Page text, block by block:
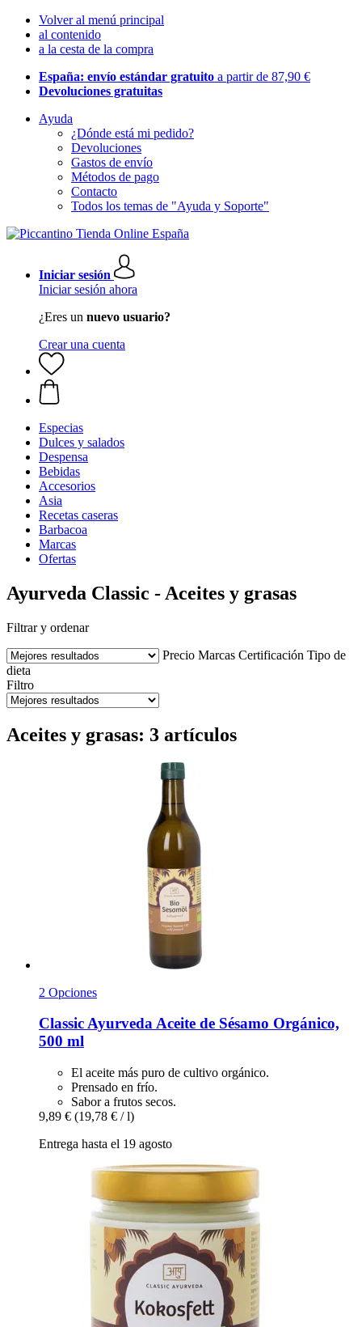
Volver al menú principal
al contenido
a la cesta de la compra
España: envío estándar gratuito a partir de 87,90 €
Devoluciones gratuitas
Ayuda
¿Dónde está mi pedido?
Devoluciones
Gastos de envío
Métodos de pago
Contacto
Todos los temas de "Ayuda y Soporte"
Iniciar sesión
Iniciar sesión ahora
¿Eres un nuevo usuario?
Crear una cuenta
Especias
Dulces y salados
Despensa
Bebidas
Accesorios
Asia
Recetas caseras
Barbacoa
Marcas
Ofertas
Ayurveda Classic - Aceites y grasas
Filtrar y ordenar
Precio Marcas Certificación Tipo de
dieta
Filtro
Aceites y grasas: 3 artículos
2 Opciones
Classic AyurvedaAceite de Sésamo Orgánico,
500 ml
El aceite más puro de cultivo orgánico.
Prensado en frío.
Sabor a frutos secos.
9,89 € (19,78 € / l)
Entrega hasta el 19 agosto